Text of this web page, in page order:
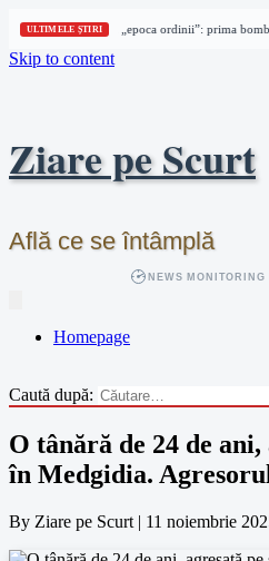
ULTIMELE ȘTIRI
Columbia intră în „epoca ordinii”: prima
Skip to content
Ziare pe Scurt
Află ce se întâmplă
NEWS MONITORING
Homepage
Caută după:
O tânără de 24 de
în Medgidia.
By Ziare pe Scurt | 11 noiembrie